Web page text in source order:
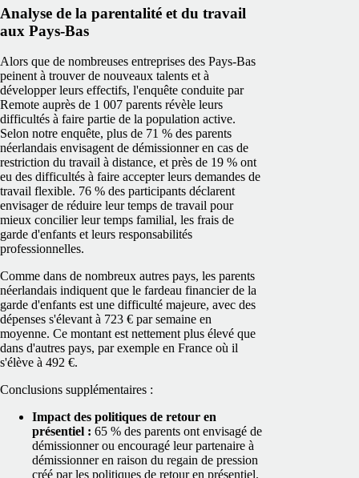
Analyse de la parentalité et du travail
aux Pays-Bas
Alors que de nombreuses entreprises des Pays-Bas
peinent à trouver de nouveaux talents et à
développer leurs effectifs, l'enquête conduite par
Remote auprès de 1 007 parents révèle leurs
difficultés à faire partie de la population active.
Selon notre enquête, plus de 71 % des parents
néerlandais envisagent de démissionner en cas de
restriction du travail à distance, et près de 19 % ont
eu des difficultés à faire accepter leurs demandes de
travail flexible. 76 % des participants déclarent
envisager de réduire leur temps de travail pour
mieux concilier leur temps familial, les frais de
garde d'enfants et leurs responsabilités
professionnelles.
Comme dans de nombreux autres pays, les parents
néerlandais indiquent que le fardeau financier de la
garde d'enfants est une difficulté majeure, avec des
dépenses s'élevant à 723 € par semaine en
moyenne. Ce montant est nettement plus élevé que
dans d'autres pays, par exemple en France où il
s'élève à 492 €.
Conclusions supplémentaires :
Impact des politiques de retour en
présentiel : 65 % des parents ont envisagé de
démissionner ou encouragé leur partenaire à
démissionner en raison du regain de pression
créé par les politiques de retour en présentiel.